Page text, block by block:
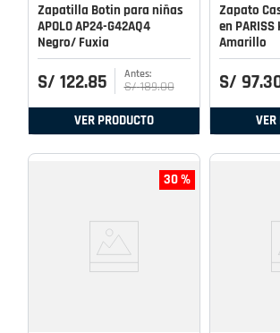
Zapatilla Botin para niñas
APOLO AP24-G42AQ4
Negro/ Fuxia
S/ 122.85 S/ 189.00
VER PRODUCTO
Zapato
en PARISS
Amarillo
S/ 97.
VER
30 %